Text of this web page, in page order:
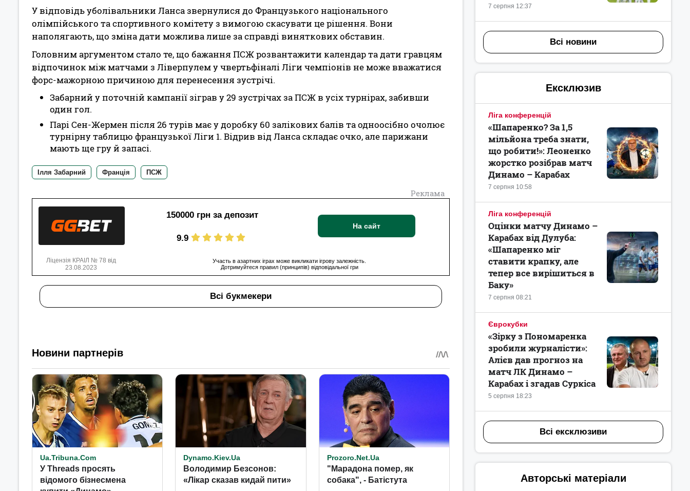
У відповідь уболівальники Ланса звернулися до Французького національного
олімпійського та спортивного комітету з вимогою скасувати це рішення. Вони
наполягають, що зміна дати можлива лише за справді виняткових обставин.
Головним аргументом стало те, що бажання ПСЖ розвантажити календар та дати гравцям
відпочинок між матчами з Ліверпулем у чвертьфіналі Ліги чемпіонів не може вважатися
форс-мажорною причиною для перенесення зустрічі.
Забарний у поточній кампанії зіграв у 29 зустрічах за ПСЖ в усіх турнірах, забивши
один гол.
Парі Сен-Жермен після 26 турів має у доробку 60 залікових балів та одноосібно очолює
турнірну таблицю французької Ліги 1. Відрив від Ланса складає очко, але парижани
мають ще гру й запасі.
Ілля Забарний Франція ПСЖ
Реклама
150000 грн за депозит
9.9
На сайт
Ліцензія КРАІЛ № 78 від
23.08.2023
Участь в азартних іграх може викликати ігрову залежність.
Дотримуйтеся правил (принципів) відповідальної гри
Всі букмекери
7 серпня 12:37
Всі новини
Ексклюзив
Ліга конференцій
7 серпня 10:58
«Шапаренко? За 1,5
мільйона треба знати,
що робити!»: Леоненко
жорстко розібрав матч
Динамо – Карабах
Ліга конференцій
7 серпня 08:21
Оцінки матчу Динамо –
Карабах від Дулуба:
«Шапаренко міг
ставити крапку, але
тепер все вирішиться в
Баку»
Єврокубки
5 серпня 18:23
«Зірку з Пономаренка
зробили журналісти»:
Алієв дав прогноз на
матч ЛК Динамо –
Карабах і згадав Суркіса
Всі ексклюзиви
Авторські матеріали